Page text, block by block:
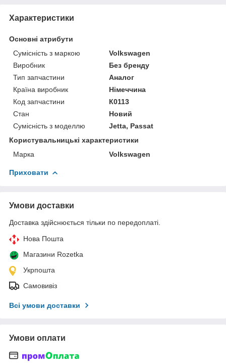
Характеристики
Основні атрибути
Сумісність з маркою
Volkswagen
Виробник
Без бренду
Тип запчастини
Аналог
Країна виробник
Німеччина
Код запчастини
К0113
Стан
Новий
Сумісність з моделлю
Jetta, Passat
Користувальницькі характеристики
Марка
Volkswagen
Приховати
Умови доставки
Доставка здійснюється тільки по передоплаті.
Нова Пошта
Магазини Rozetka
Укрпошта
Самовивіз
Всі умови доставки
Умови оплати